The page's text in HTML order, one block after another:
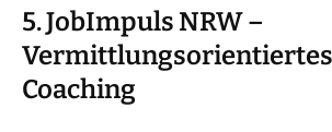
5. JobImpuls NRW –
Vermittlungsorientiertes
Coaching